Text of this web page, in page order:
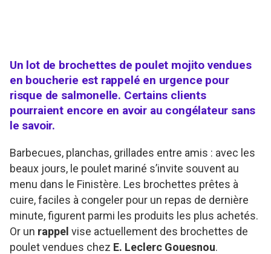
Un lot de brochettes de poulet mojito vendues
en boucherie est rappelé en urgence pour
risque de salmonelle. Certains clients
pourraient encore en avoir au congélateur sans
le savoir.
Barbecues, planchas, grillades entre amis : avec les
beaux jours, le poulet mariné s’invite souvent au
menu dans le Finistère. Les brochettes prêtes à
cuire, faciles à congeler pour un repas de dernière
minute, figurent parmi les produits les plus achetés.
Or un rappel vise actuellement des brochettes de
poulet vendues chez E. Leclerc Gouesnou.